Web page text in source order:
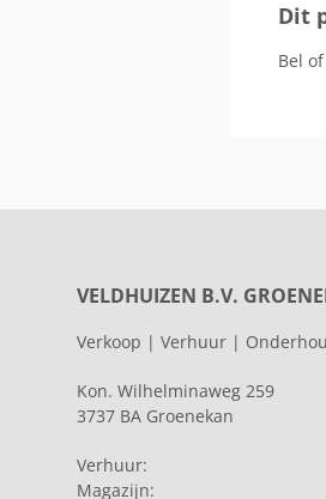
Dit
Bel
VELDHUIZEN B.V.
Verkoop | Verhuur |
Kon. Wilhelminaweg 259
3737 BA Groenekan
Verhuur:
Magazijn: